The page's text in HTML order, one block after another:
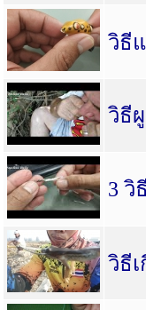
วิธี
วิธี
3 วิ
วิธี